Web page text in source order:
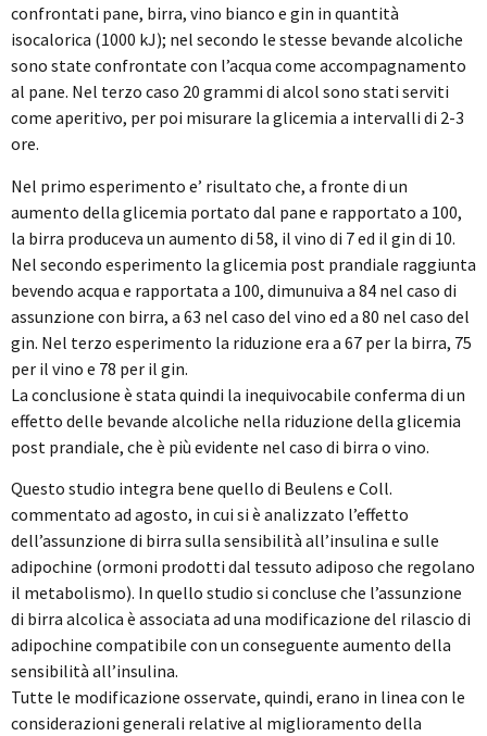
confrontati pane, birra, vino bianco e gin in quantità
isocalorica (1000 kJ); nel secondo le stesse bevande alcoliche
sono state confrontate con l’acqua come accompagnamento
al pane. Nel terzo caso 20 grammi di alcol sono stati serviti
come aperitivo, per poi misurare la glicemia a intervalli di 2-3
ore.
Nel primo esperimento e’ risultato che, a fronte di un
aumento della glicemia portato dal pane e rapportato a 100,
la birra produceva un aumento di 58, il vino di 7 ed il gin di 10.
Nel secondo esperimento la glicemia post prandiale raggiunta
bevendo acqua e rapportata a 100, dimunuiva a 84 nel caso di
assunzione con birra, a 63 nel caso del vino ed a 80 nel caso del
gin. Nel terzo esperimento la riduzione era a 67 per la birra, 75
per il vino e 78 per il gin.
La conclusione è stata quindi la inequivocabile conferma di un
effetto delle bevande alcoliche nella riduzione della glicemia
post prandiale, che è più evidente nel caso di birra o vino.
Questo studio integra bene quello di Beulens e Coll.
commentato ad agosto, in cui si è analizzato l’effetto
dell’assunzione di birra sulla sensibilità all’insulina e sulle
adipochine (ormoni prodotti dal tessuto adiposo che regolano
il metabolismo). In quello studio si concluse che l’assunzione
di birra alcolica è associata ad una modificazione del rilascio di
adipochine compatibile con un conseguente aumento della
sensibilità all’insulina.
Tutte le modificazione osservate, quindi, erano in linea con le
considerazioni generali relative al miglioramento della